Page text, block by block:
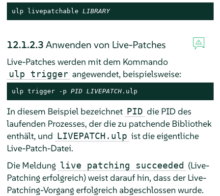
ulp livepatchable LIBRARY
12.1.2.3Anwenden von Live-Patches
Live-Patches werden mit dem Kommando
ulp trigger angewendet, beispielsweise:
ulp trigger -p PID LIVEPATCH.ulp
In diesem Beispiel bezeichnet PID die PID des
laufenden Prozesses, der die zu patchende Bibliothek
enthält, und LIVEPATCH.ulp ist die eigentliche
Live-Patch-Datei.
Die Meldung live patching succeeded (Live-
Patching erfolgreich) weist darauf hin, dass der Live-
Patching-Vorgang erfolgreich abgeschlossen wurde.